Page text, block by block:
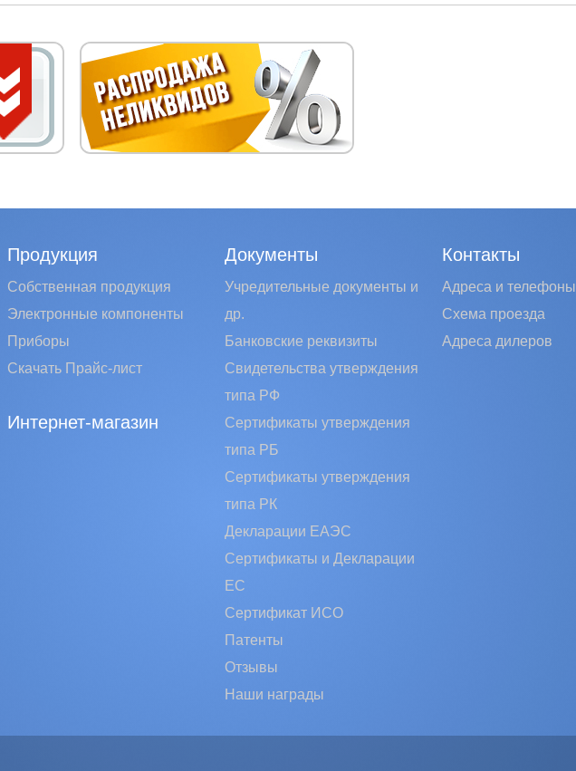
Продукция
Собственная продукция
Электронные компоненты
Приборы
Скачать Прайс-лист
Интернет-магазин
Документы
Учредительные документы и
др.
Банковские реквизиты
Свидетельства утверждения
типа РФ
Сертификаты утверждения
типа РБ
Сертификаты утверждения
типа РК
Декларации ЕАЭС
Сертификаты и Декларации
EC
Сертификат ИСО
Патенты
Отзывы
Наши награды
Контакты
Адреса и телефоны
Схема проезда
Адреса дилеров